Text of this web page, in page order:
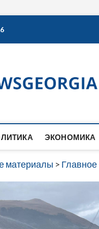
ЭКОНОМИКА
материалы > Главное